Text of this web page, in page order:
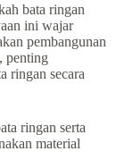
bata ringan
ini wajar
pembangunan
, penting
ringan secara
ringan serta
material